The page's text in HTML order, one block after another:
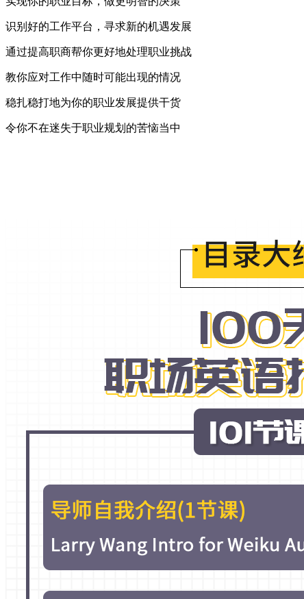
识别好的工作平台，寻求新的机遇发展
通过提高职商帮你更好地处理职业挑战
教你应对工作中随时可能出现的情况
稳扎稳打地为你的职业发展提供干货
令你不在迷失于职业规划的苦恼当中